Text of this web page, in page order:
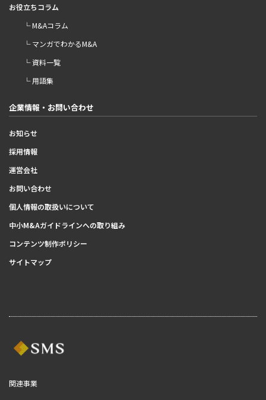
お役立ちコラム
└ M&Aコラム
└ マンガでわかるM&A
└ 資料一覧
└ 用語集
企業情報・お問い合わせ
お知らせ
採用情報
運営会社
お問い合わせ
個人情報の取扱いについて
中小M&Aガイドラインへの取り組み
コンテンツ制作ポリシー
サイトマップ
関連事業